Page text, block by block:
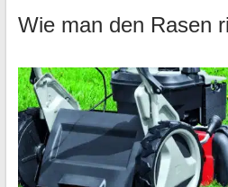
Wie man den Rasen